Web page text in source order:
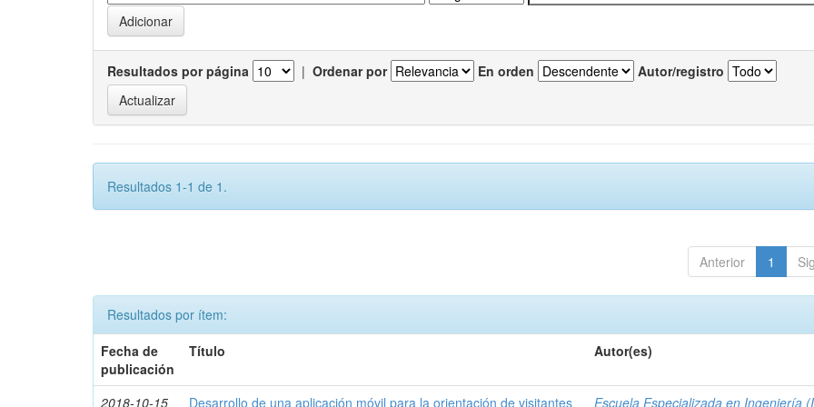
Resultados por página | Ordenar por En orden Autor/registro
Resultados 1-1 de 1.
Anterior 1
Resultados por ítem:
Fecha de
publicación
Título Autor(es)
2018-10-15 Desarrollo de una aplicación móvil para la orientación de visitantes Escuela Especializada en Ingeniería